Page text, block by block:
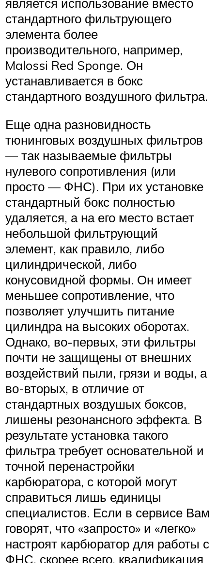
стандартного фильтрующего
элемента более
производительного, например,
Malossi Red Sponge. Он
устанавливается в бокс
стандартного воздушного фильтра.
Еще одна разновидность
тюнинговых воздушных фильтров
— так называемые фильтры
нулевого сопротивления (или
просто — ФНС). При их установке
стандартный бокс полностью
удаляется, а на его место встает
небольшой фильтрующий
элемент, как правило, либо
цилиндрической, либо
конусовидной формы. Он имеет
меньшее сопротивление, что
позволяет улучшить питание
цилиндра на высоких оборотах.
Однако, во-первых, эти фильтры
почти не защищены от внешних
воздействий пыли, грязи и воды, а
во-вторых, в отличие от
стандартных воздушых боксов,
лишены резонансного эффекта. В
результате установка такого
фильтра требует основательной и
точной перенастройки
карбюратора, с которой могут
справиться лишь единицы
специалистов. Если в сервисе Вам
говорят, что «запросто» и «легко»
настроят карбюратор для работы с
ФНС, скорее всего, квалификация